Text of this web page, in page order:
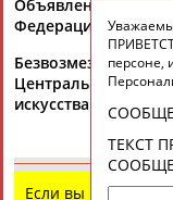
Объявлена
Федерации (5 мая
Безвозмездно
Центральный
искусства
Если вы нашли
персоне,
ТЕКСТ